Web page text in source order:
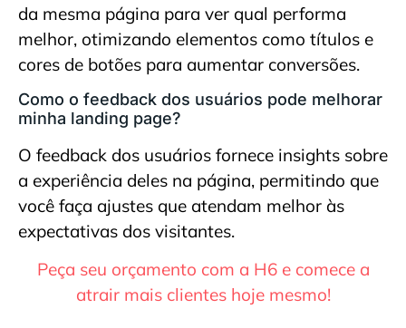
da mesma página para ver qual performa
melhor, otimizando elementos como títulos e
cores de botões para aumentar conversões.
Como o feedback dos usuários pode melhorar
minha landing page?
O feedback dos usuários fornece insights sobre
a experiência deles na página, permitindo que
você faça ajustes que atendam melhor às
expectativas dos visitantes.
Peça seu orçamento com a H6 e comece a
atrair mais clientes hoje mesmo!